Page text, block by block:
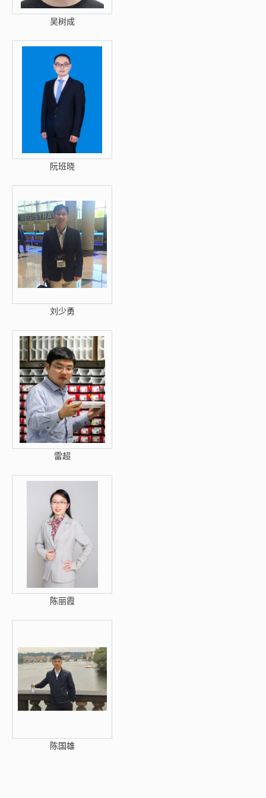
吴树成
阮班晓
刘少勇
雷超
陈丽霞
陈国雄